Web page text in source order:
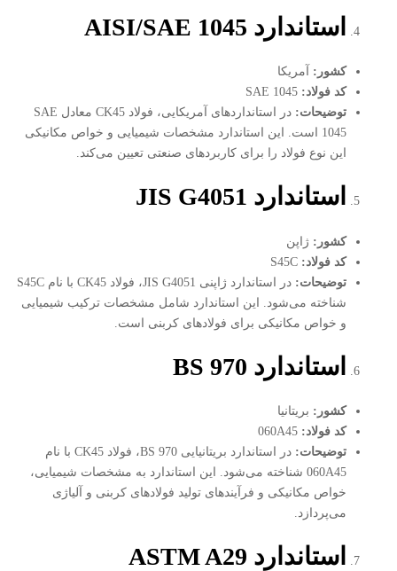
استاندارد
کشور : آمریکا
کد فولاد:
توضیحات:
در استانداردهای آمریکایی، فولاد CK45 معادل SAE
1045 است. این استاندارد مشخصات شیمیایی و خواص مکانیکی
این نوع فولاد را برای کاربردهای صنعتی تعیین می‌کند.
استاندارد
کشور : ژاپن
کد فولاد:
توضیحات:
در استاندارد ژاپنی JIS G4051، فولاد CK45 با نام S45C
شناخته می‌شود. این استاندارد شامل مشخصات ترکیب شیمیایی
و خواص مکانیکی برای فولادهای کربنی است.
استاندارد
کشور : بریتانیا
کد فولاد:
توضیحات:
در استاندارد بریتانیایی BS 970، فولاد CK45 با نام
060A45 شناخته می‌شود. این استاندارد به مشخصات شیمیایی،
خواص مکانیکی و فرآیندهای تولید فولادهای کربنی و آلیاژی
می‌پردازد.
استاندارد